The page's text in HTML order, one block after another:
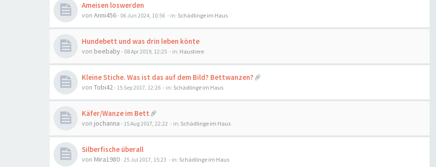
Ameisen loswerden
von Anni456- 06 Jun 2024, 10:56 - in: Schädlinge im Haus
Hundebett und was drin leben könte
von beebaby - 08 Apr 2019, 12:25 - in: Haustiere
Kleine Stiche. Was ist das auf dem Bild? Bettwanzen?
von Tobi42- 15 Sep 2017, 12:26 - in: Schädlinge im Haus
Käfer/Wanze im Bett
von jochanna - 15 Aug 2017, 22:22 - in: Schädlinge im Haus
Silberfische überall
von Mira1980- 25 Jul 2017, 15:23 - in: Schädlinge im Haus